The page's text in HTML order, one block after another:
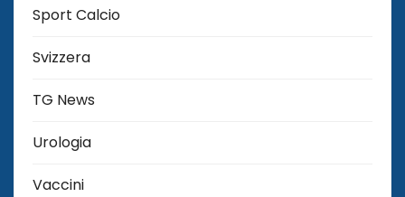
Sport Calcio
Svizzera
TG News
Urologia
Vaccini